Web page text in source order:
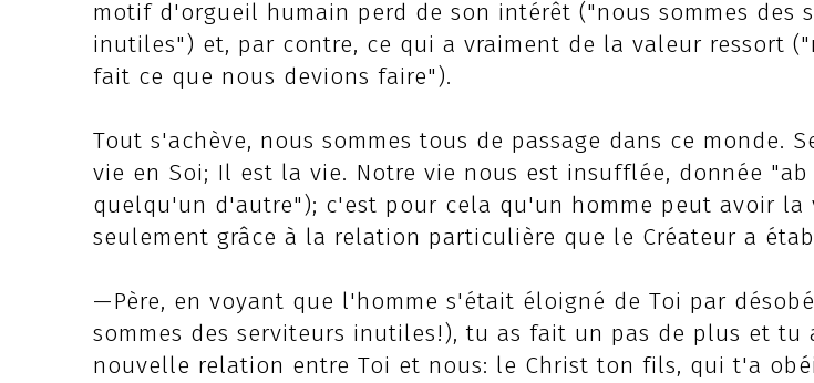
motif d'orgueil humain perd de son intérêt ("nous sommes des
inutiles") et, par contre, ce qui a vraiment de la valeur ressort
fait ce que nous devions faire").
Tout s'achève, nous sommes tous de passage dans ce monde.
vie en Soi; Il est la vie. Notre vie nous est insufflée, donnée
quelqu'un d'autre"); c'est pour cela qu'un homme peut avoir la
seulement grâce à la relation particulière que le Créateur a
—Père, en voyant que l'homme s'était éloigné de Toi par
sommes des serviteurs inutiles!), tu as fait un pas de plus et tu
nouvelle relation entre Toi et nous: le Christ ton fils, qui t'a